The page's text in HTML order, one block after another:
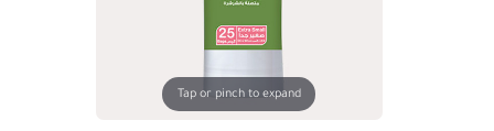
Tap or pinch to expand